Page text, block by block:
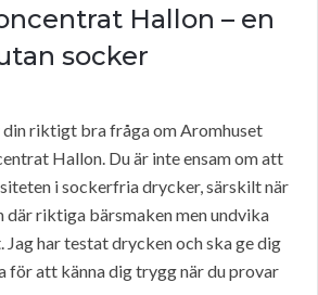
Hallon – en
socker
riktigt bra fråga om Aromhuset
Hallon. Du är inte ensam om att
i sockerfria drycker, särskilt när
där riktiga bärsmaken men undvika
har testat drycken och ska ge dig
för att känna dig trygg när du provar